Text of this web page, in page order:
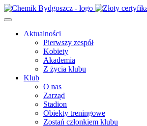
Aktualności
Pierwszy zespół
Kobiety
Akademia
Z życia klubu
Klub
O nas
Zarząd
Stadion
Obiekty treningowe
Zostań członkiem klubu